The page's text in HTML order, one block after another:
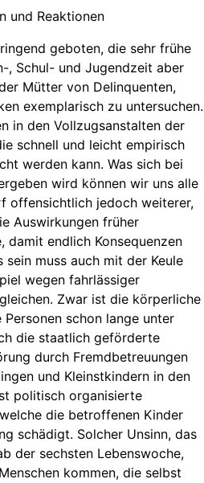
und Reaktionen
geboten, die sehr frühe
, Schul- und Jugendzeit aber
Mütter von Delinquenten,
exemplarisch zu untersuchen.
in den Vollzugsanstalten der
schnell und leicht empirisch
werden kann. Was sich bei
wird können wir uns alle
offensichtlich jedoch weiterer,
Auswirkungen früher
damit endlich Konsequenzen
muss auch mit der Keule
wegen fahrlässiger
Zwar ist die körperliche
schon lange unter
die staatlich geförderte
durch Fremdbetreuungen
und Kleinstkindern in den
politisch organisierte
die betroffenen Kinder
schädigt. Solcher Unsinn, das
der sechsten Lebenswoche,
kommen, die selbst